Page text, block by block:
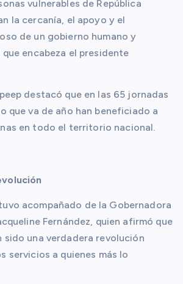
vulnerables de República
la cercanía, el apoyo y el
de un gobierno humano y
encabeza el presidente
destacó que en las 65 jornadas
que va de año han beneficiado a
en todo el territorio nacional.
acompañado de la Gobernadora
Fernández, quien afirmó que
sido una verdadera revolución
servicios a quienes más lo